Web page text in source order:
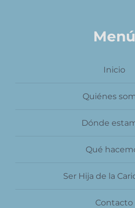
Menú
Inicio
Quiénes
Dónde
Qué
Ser Hija de la
Contacto